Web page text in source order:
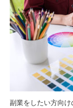
副業をしたい方向け